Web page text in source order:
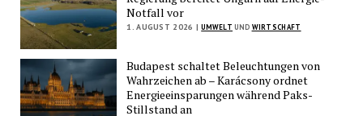
Notfall vor
1. AUGUST 2026 | UMWELT UND WIRTSCHAFT
Budapest schaltet Beleuchtungen von
Wahrzeichen ab – Karácsony ordnet
Energieeinsparungen während Paks-
Stillstand an